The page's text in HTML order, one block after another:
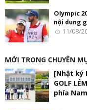
Olympic
nội dung
11/08/
MỚI TRONG CHUYÊN
[Nhật ký
GOLF
phía Nam